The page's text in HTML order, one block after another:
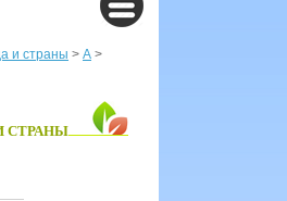
и страны > А >
СТРАНЫ